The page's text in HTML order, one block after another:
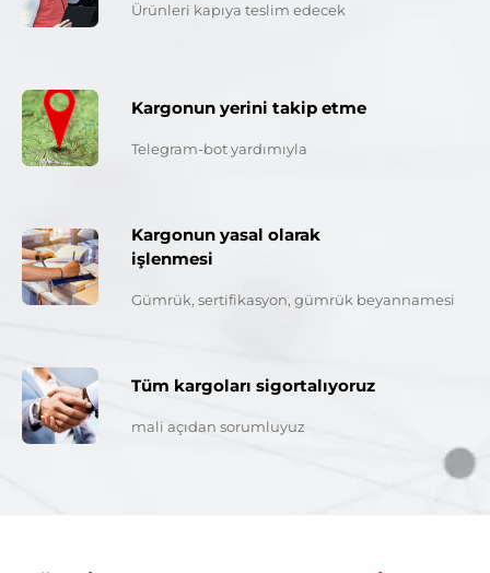
Ürünleri kapıya teslim edecek
Kargonun yerini takip etme
Telegram-bot yardımıyla
Kargonun yasal olarak
işlenmesi
Gümrük, sertifikasyon, gümrük beyannamesi
Tüm kargoları sigortalıyoruz
mali açıdan sorumluyuz